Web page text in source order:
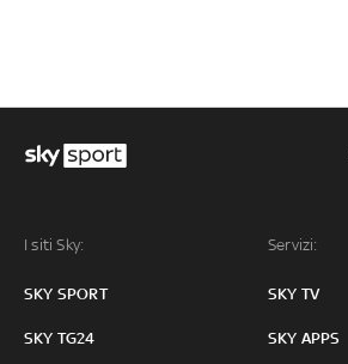
I siti Sky:
SKY SPORT
SKY TG24
Servizi:
SKY TV
SKY APPS